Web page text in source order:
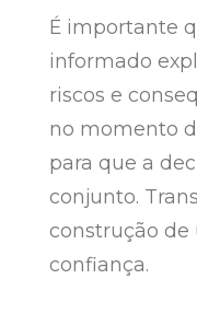
É importante
informado
riscos e
no momento
para que a
conjunto.
construção de
confiança.